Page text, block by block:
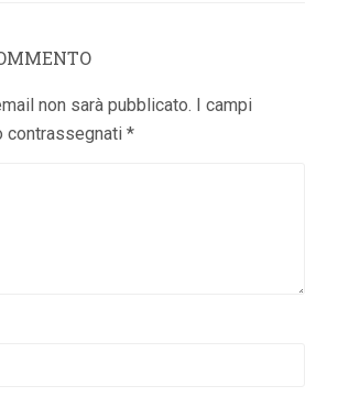
non sarà pubblicato.
I campi
contrassegnati *